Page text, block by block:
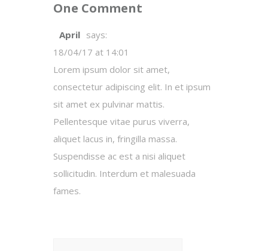
One Comment
April says:
18/04/17 at 14:01
Lorem ipsum dolor sit amet,
consectetur adipiscing elit. In et ipsum
sit amet ex pulvinar mattis.
Pellentesque vitae purus viverra,
aliquet lacus in, fringilla massa.
Suspendisse ac est a nisi aliquet
sollicitudin. Interdum et malesuada
fames.